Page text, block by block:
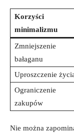
Korzyści
minimalizmu
Zmniejszenie
bałaganu
Uproszczenie
Ograniczenie
zakupów
Nie można